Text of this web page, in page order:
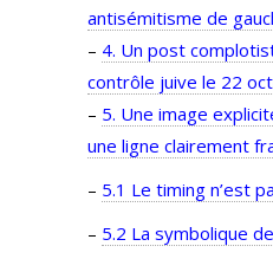
antisémitisme de
– 4. Un post
contrôle juive le 22
– 5. Une image
une ligne clairement
– 5.1 Le timing n’est
– 5.2 La symbolique